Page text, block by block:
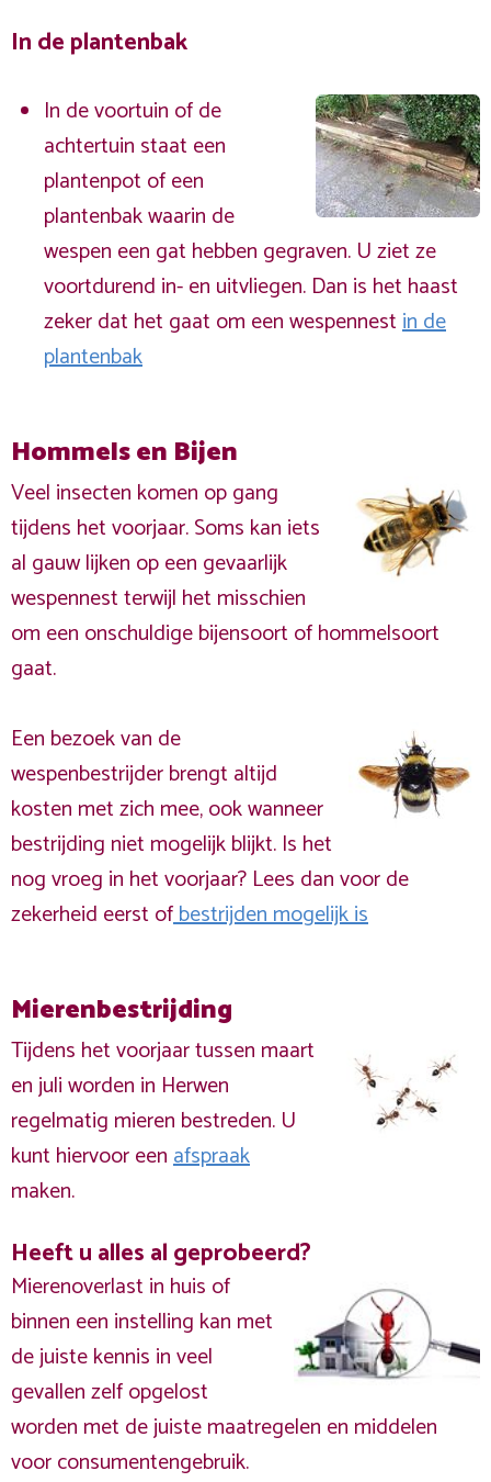
In de plantenbak
In de voortuin of de
achtertuin staat een
plantenpot of een
plantenbak waarin de
wespen een gat hebben gegraven. U ziet ze
voortdurend in- en uitvliegen. Dan is het haast
zeker dat het gaat om een wespennestin de
plantenbak
Hommels en Bijen
Veel insecten komen op gang
tijdens het voorjaar. Soms kan iets
al gauw lijken op een gevaarlijk
wespennest terwijl het misschien
om een onschuldige bijensoort of hommelsoort
gaat.
Een bezoek van de
wespenbestrijder brengt altijd
kosten met zich mee, ook wanneer
bestrijding niet mogelijk blijkt. Is het
nog vroeg in het voorjaar? Lees dan voor de
zekerheid eerst ofbestrijden mogelijk is
Mierenbestrijding
Tijdens het voorjaar tussen maart
en juli worden in Herwen
regelmatig mieren bestreden. U
kunt hiervoor eenafspraak
maken.
Heeft u alles al geprobeerd?
Mierenoverlast in huis of
binnen een instelling kan met
de juiste kennis in veel
gevallen zelf opgelost
worden met de juiste maatregelen en middelen
voor consumentengebruik.